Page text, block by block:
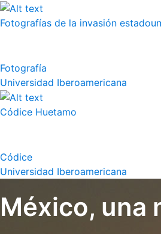
Fotografías de la invasión
Fotografía
Universidad Iberoamericana
Códice Huetamo
Códice
Universidad Iberoamericana
México, una